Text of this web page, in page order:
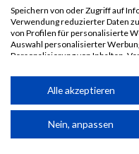
10. Juni 2022
Apfelland Triathlon
Speichern von oder Zugriff auf
Verwendung reduzierter Daten
von Profilen für personalisierte
Auswahl personalisierter
Personalisierung von Inhalten.
Performance von Inhalten.
Kombinationen von Daten aus
von Inhalten.
Daten können außerhalb der
Alle akzeptieren
Nein, anpassen